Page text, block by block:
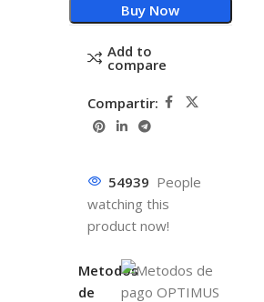
Buy Now
Add to
compare
Compartir:
54939 People
watching this
product now!
Metodos
de